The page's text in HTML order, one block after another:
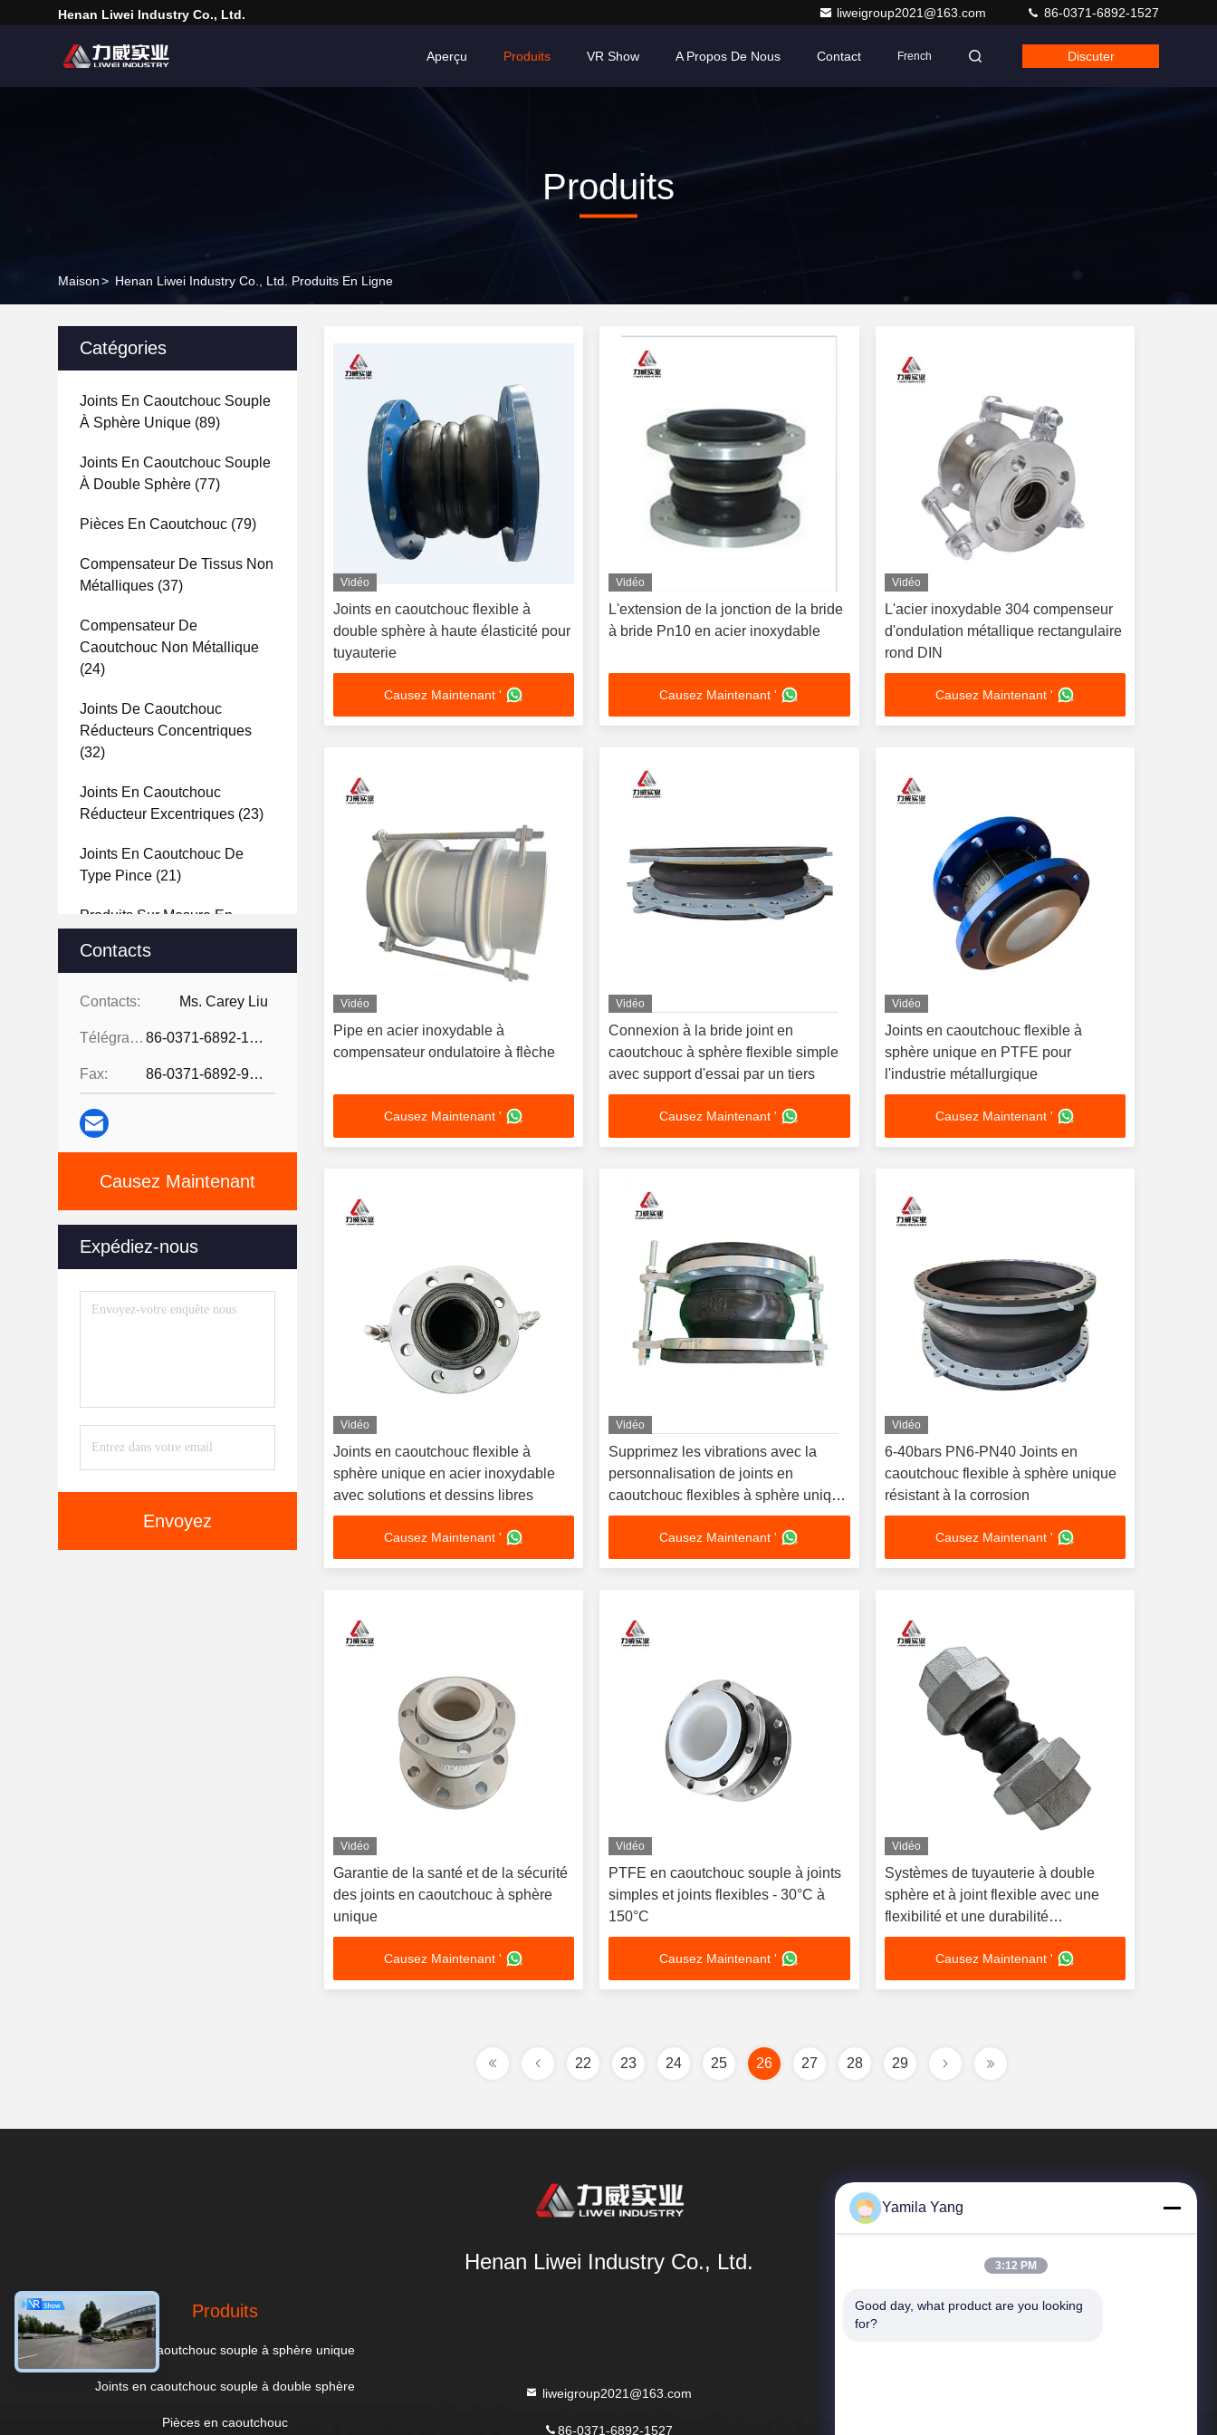
Henan Liwei Industry Co., Ltd. liweigroup2021@163.com 86-0371-6892-1527
Aperçu Produits VR Show A Propos De Nous Contact French Discuter
Produits
Maison> Henan Liwei Industry Co., Ltd. Produits En Ligne
Catégories
Joints En Caoutchouc Souple
À Sphère Unique (89)
Joints En Caoutchouc Souple
À Double Sphère (77)
Pièces En Caoutchouc (79)
Compensateur De Tissus Non
Métalliques (37)
Compensateur De
Caoutchouc Non Métallique
(24)
Joints De Caoutchouc
Réducteurs Concentriques
(32)
Joints En Caoutchouc
Réducteur Excentriques (23)
Joints En Caoutchouc De
Type Pince (21)
Produits Sur Mesure En
Compensateur D'ondulation
Métallique
Joints En Acier(27)
Plaque De Caoutchouc(25)
Contacts
Contacts: Ms. Carey Liu
Télégramme: 86-0371-6892-1527
Fax: 86-0371-6892-9024
Causez Maintenant
Expédiez-nous
Envoyez
Vidéo
Joints en caoutchouc flexible à
double sphère à haute élasticité pour
tuyauterie
Causez Maintenant '
Vidéo
L'extension de la jonction de la bride
à bride Pn10 en acier inoxydable
Causez Maintenant '
Vidéo
L'acier inoxydable 304 compenseur
d'ondulation métallique rectangulaire
rond DIN
Causez Maintenant '
Vidéo
Pipe en acier inoxydable à
compensateur ondulatoire à flèche
Causez Maintenant '
Vidéo
Connexion à la bride joint en
caoutchouc à sphère flexible simple
avec support d'essai par un tiers
Causez Maintenant '
Vidéo
Joints en caoutchouc flexible à
sphère unique en PTFE pour
l'industrie métallurgique
Causez Maintenant '
Vidéo
Joints en caoutchouc flexible à
sphère unique en acier inoxydable
avec solutions et dessins libres
Causez Maintenant '
Vidéo
Supprimez les vibrations avec la
personnalisation de joints en
caoutchouc flexibles à sphère unique
DN15-DN4000
Causez Maintenant '
Vidéo
6-40bars PN6-PN40 Joints en
caoutchouc flexible à sphère unique
résistant à la corrosion
Causez Maintenant '
Vidéo
Garantie de la santé et de la sécurité
des joints en caoutchouc à sphère
unique
Causez Maintenant '
Vidéo
PTFE en caoutchouc souple à joints
simples et joints flexibles - 30°C à
150°C
Causez Maintenant '
Vidéo
Systèmes de tuyauterie à double
sphère et à joint flexible avec une
flexibilité et une durabilité
supérieures
Causez Maintenant '
22 23 24 25 26 27 28 29
Henan Liwei Industry Co., Ltd.
Produits
Joints en caoutchouc souple à sphère unique
Joints en caoutchouc souple à double sphère
Pièces en caoutchouc
liweigroup2021@163.com
86-0371-6892-1527
Liens Rapides
Yamila Yang
3:12 PM
Good day, what product are you looking
for?